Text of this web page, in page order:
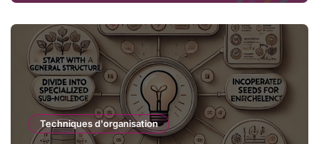
Techniques d'organisation